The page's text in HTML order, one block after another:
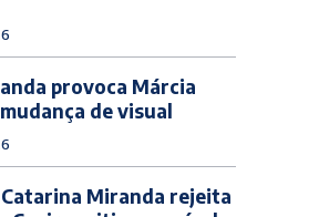
provoca Márcia
de visual
Catarina Miranda rejeita